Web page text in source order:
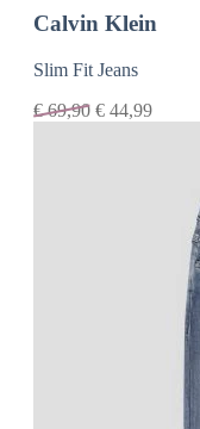
Calvin Klein
Slim Fit Jeans
€69,90 € 44,99